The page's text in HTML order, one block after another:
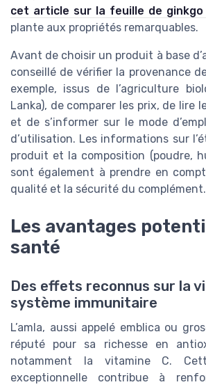
cet article sur la feuille de ginkgo
plante aux propriétés remarquables.
Avant de choisir un produit à base
conseillé de vérifier la provenance
exemple, issus de l’agriculture
Lanka), de comparer les prix, de lire
et de s’informer sur le mode
d’utilisation. Les informations sur
produit et la composition (poudre,
sont également à prendre en
qualité et la sécurité du complément.
Les avantages
santé
Des effets reconnus sur la
système immunitaire
L’amla, aussi appelé emblica ou
réputé pour sa richesse en
notamment la vitamine C.
exceptionnelle contribue à